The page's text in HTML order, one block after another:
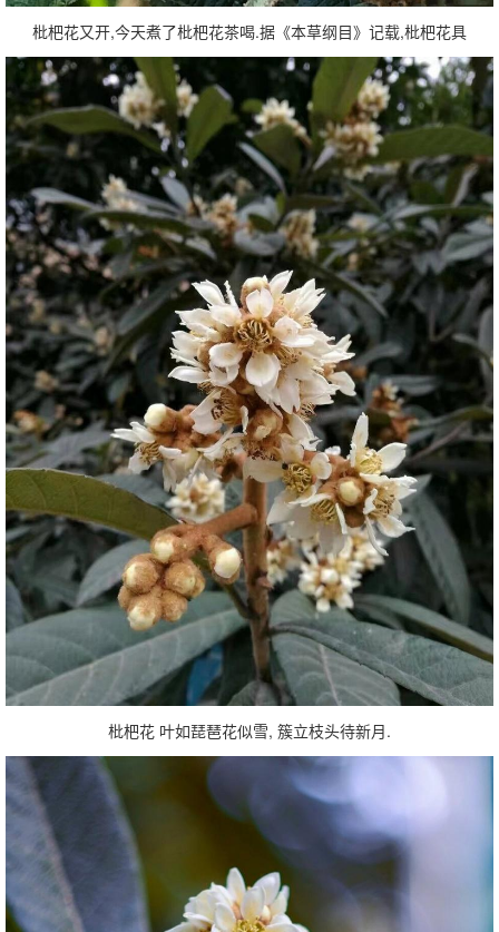
枇杷花又开,今天煮了枇杷花茶喝.据《本草纲目》记载,枇杷花具
枇杷花 叶如琵琶花似雪, 簇立枝头待新月.